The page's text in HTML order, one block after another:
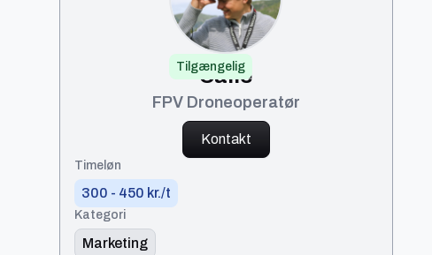
Tilgængelig
Calle
FPV Droneoperatør
Kontakt
Timeløn
300 - 450 kr./t
Kategori
Marketing